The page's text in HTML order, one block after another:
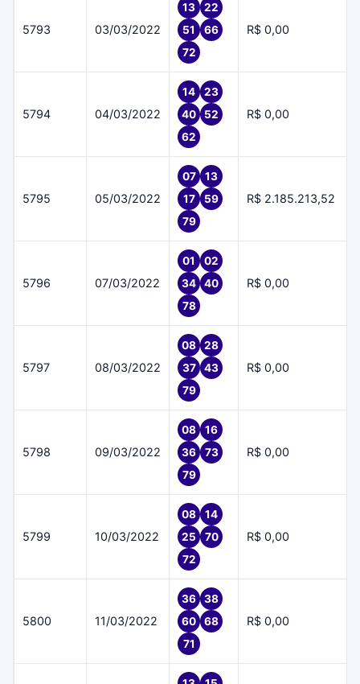
5793 03/03/2022
13
22
51
66
72
R$ 0,00
5794 04/03/2022
14
23
40
52
62
R$ 0,00
5795 05/03/2022
07
13
17
59
79
R$ 2.185.213,52
5796 07/03/2022
01
02
34
40
78
R$ 0,00
5797 08/03/2022
08
28
37
43
79
R$ 0,00
5798 09/03/2022
08
16
36
73
79
R$ 0,00
5799 10/03/2022
08
14
25
70
72
R$ 0,00
5800 11/03/2022
36
38
60
68
71
R$ 0,00